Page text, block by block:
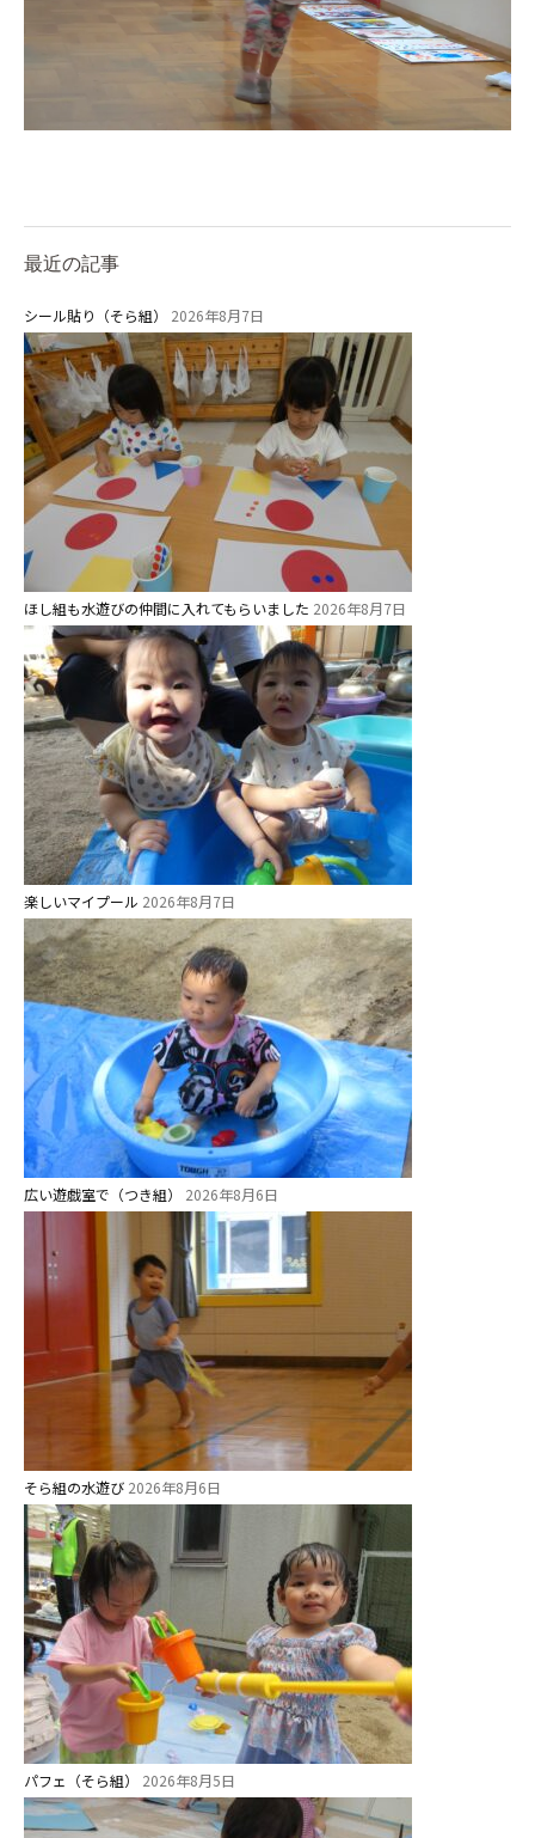
最近の記事
シール貼り（そら組） 2026年8月7日
ほし組も水遊びの仲間に入れてもらいました 2026年8月7日
楽しいマイプール 2026年8月7日
広い遊戯室で（つき組） 2026年8月6日
そら組の水遊び 2026年8月6日
パフェ（そら組） 2026年8月5日
理事長のことば
教育と保育
美⽊多幼稚園の理想
預かり保育［ヒラソル ]
美⽊多チコス
美⽊多チコスについて
美⽊多チコスブログ
未就園児クラス
0歳親子登園［マカロンクラス ]
1歳・2歳親子登園［マリポサクラ
ス ]
2歳児ひとり登園［ゆず組 ]
グループ施設・
関係先リンク
学校法⼈鴨⾕学園 鳳幼稚園
学校法⼈諏訪森学園 諏訪森幼稚
園
⼤阪府私⽴幼稚園連盟
社会福祉法人野田福祉会